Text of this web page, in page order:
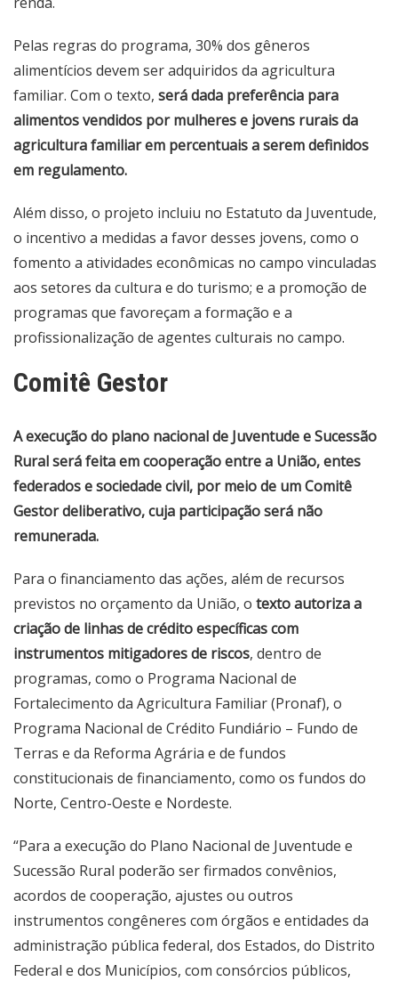
Pelas regras do programa, 30% dos gêneros
alimentícios devem ser adquiridos da agricultura
familiar. Com o texto, será dada preferência para
alimentos vendidos por mulheres e jovens rurais da
agricultura familiar em percentuais a serem definidos
em regulamento.
Além disso, o projeto incluiu no Estatuto da Juventude,
o incentivo a medidas a favor desses jovens, como o
fomento a atividades econômicas no campo vinculadas
aos setores da cultura e do turismo; e a promoção de
programas que favoreçam a formação e a
profissionalização de agentes culturais no campo.
Comitê Gestor
A execução do plano nacional de Juventude e Sucessão
Rural será feita em cooperação entre a União, entes
federados e sociedade civil, por meio de um Comitê
Gestor deliberativo, cuja participação será não
remunerada.
Para o financiamento das ações, além de recursos
previstos no orçamento da União, o texto autoriza a
criação de linhas de crédito específicas com
instrumentos mitigadores de riscos, dentro de
programas, como o Programa Nacional de
Fortalecimento da Agricultura Familiar (Pronaf), o
Programa Nacional de Crédito Fundiário – Fundo de
Terras e da Reforma Agrária e de fundos
constitucionais de financiamento, como os fundos do
Norte, Centro-Oeste e Nordeste.
“Para a execução do Plano Nacional de Juventude e
Sucessão Rural poderão ser firmados convênios,
acordos de cooperação, ajustes ou outros
instrumentos congêneres com órgãos e entidades da
administração pública federal, dos Estados, do Distrito
Federal e dos Municípios, com consórcios públicos,